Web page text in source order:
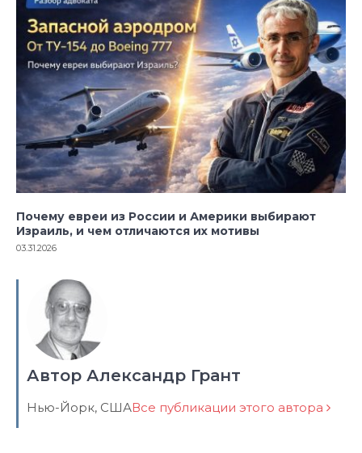
Почему евреи из России и Америки выбирают
Израиль, и чем отличаются их мотивы
03.31.2026
Автор Александр Грант
Нью-Йорк, СШАВсе публикации этого автора